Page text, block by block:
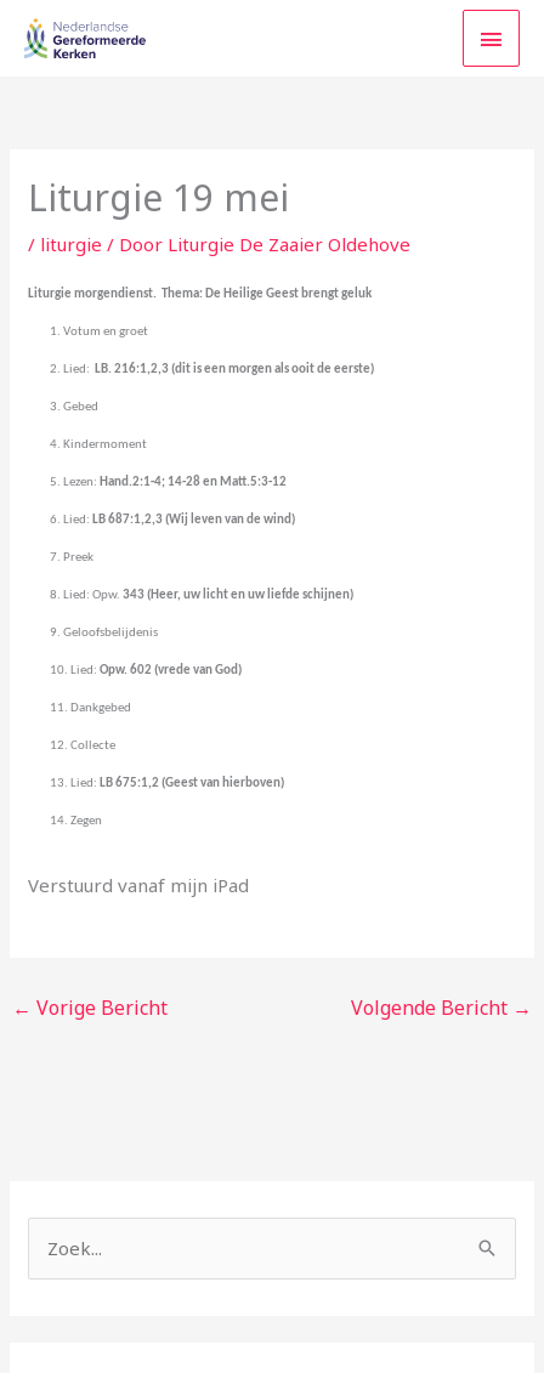
naar
Liturgie 19 mei
/ liturgie / Door Liturgie De Zaaier Oldehove
Liturgie morgendienst. Thema: De Heilige Geest brengt geluk
1.Votum en groet
2.Lied:LB. 216:1,2,3 (dit is een morgen als ooit de eerste)
3.Gebed
4.Kindermoment
5.Lezen:Hand.2:1-4; 14-28 en Matt.5:3-12
6.Lied:LB 687:1,2,3 (Wij leven van de wind)
7.Preek
8.Lied:Opw. 343 (Heer, uw licht en uw liefde schijnen)
9.Geloofsbelijdenis
10.Lied:Opw. 602 (vrede van God)
11.Dankgebed
12.Collecte
13.Lied:LB 675:1,2 (Geest van hierboven)
14.Zegen
Verstuurd vanaf mijn iPad
← Vorige Bericht Volgende Bericht →